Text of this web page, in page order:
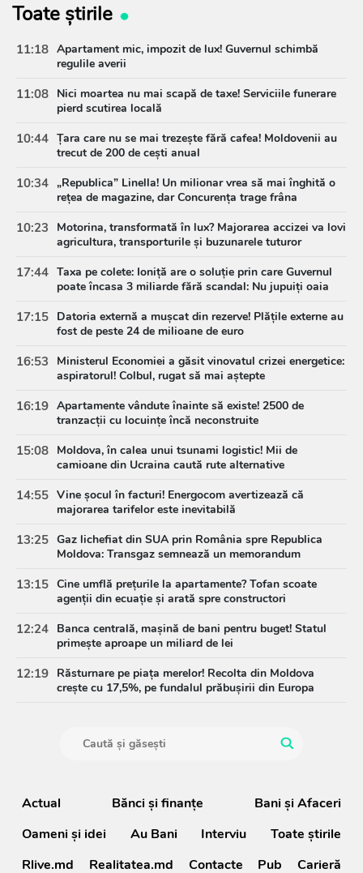
Toate știrile
11:18 Apartament mic, impozit de lux! Guvernul schimbă
regulile averii
11:08 Nici moartea nu mai scapă de taxe! Serviciile funerare
pierd scutirea locală
10:44 Țara care nu se mai trezește fără cafea! Moldovenii au
trecut de 200 de cești anual
10:34 „Republica” Linella! Un milionar vrea să mai înghită o
rețea de magazine, dar Concurența trage frâna
10:23
Motorina, transformată în lux? Majorarea accizei va lovi
agricultura, transporturile și buzunarele tuturor
17:44 Taxa pe colete: Ioniță are o soluție prin care Guvernul
poate încasa 3 miliarde fără scandal: Nu jupuiți oaia
17:15 Datoria externă a mușcat din rezerve! Plățile externe au
fost de peste 24 de milioane de euro
16:53
Ministerul Economiei a găsit vinovatul crizei energetice:
aspiratorul! Colbul, rugat să mai aștepte
16:19 Apartamente vândute înainte să existe! 2500 de
tranzacții cu locuințe încă neconstruite
15:08 Moldova, în calea unui tsunami logistic! Mii de
camioane din Ucraina caută rute alternative
14:55 Vine șocul în facturi! Energocom avertizează că
majorarea tarifelor este inevitabilă
13:25 Gaz lichefiat din SUA prin România spre Republica
Moldova: Transgaz semnează un memorandum
13:15 Cine umflă prețurile la apartamente? Tofan scoate
agenții din ecuație și arată spre constructori
12:24 Banca centrală, mașină de bani pentru buget! Statul
primește aproape un miliard de lei
12:19 Răsturnare pe piața merelor! Recolta din Moldova
crește cu 17,5%, pe fundalul prăbușirii din Europa
Actual Bănci şi finanţe
Bani și Afaceri
Oameni şi idei
Au Bani Interviu
Toate știrile
Rlive.md
Realitatea.md Contacte Pub Carieră